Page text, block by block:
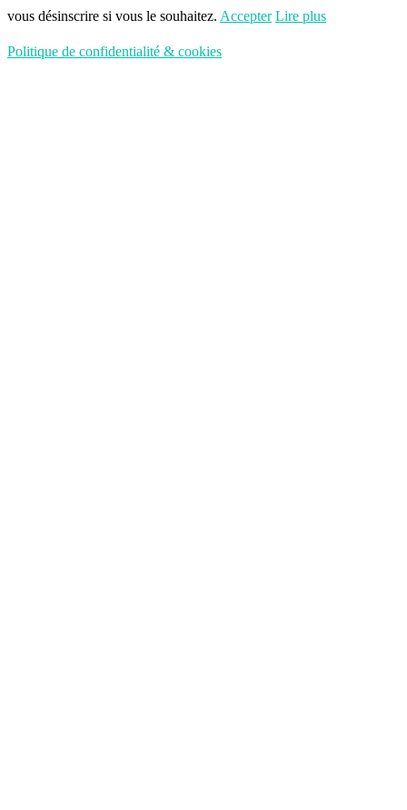
vous désinscrire si vous le souhaitez. Accepter Lire plus
Politique de confidentialité & cookies